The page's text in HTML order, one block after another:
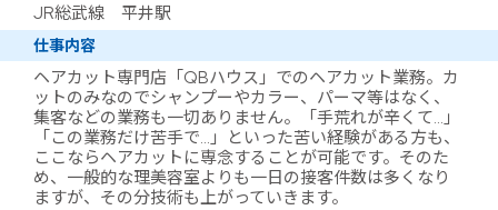
JR総武線 平井駅
仕事内容
ヘアカット専門店「QBハウス」でのヘアカット業務。カ
ットのみなのでシャンプーやカラー、パーマ等はなく、
集客などの業務も一切ありません。「手荒れが辛くて…」
「この業務だけ苦手で…」といった苦い経験がある方も、
ここならヘアカットに専念することが可能です。そのた
め、一般的な理美容室よりも一日の接客件数は多くなり
ますが、その分技術も上がっていきます。